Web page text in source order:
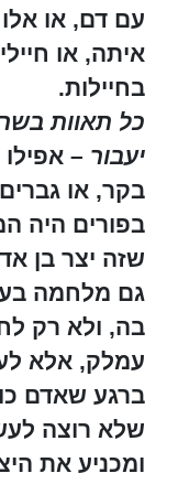
עם דם, או
איתה, או
בחיילות.
כל תאוות
יעבור –
בקר, או
בפורים היה
שזה יצר בן
גם מלחמה
בה, ולא רק
עמלק, אלא
ברגע שאדם
שלא רוצה
ומכניע את